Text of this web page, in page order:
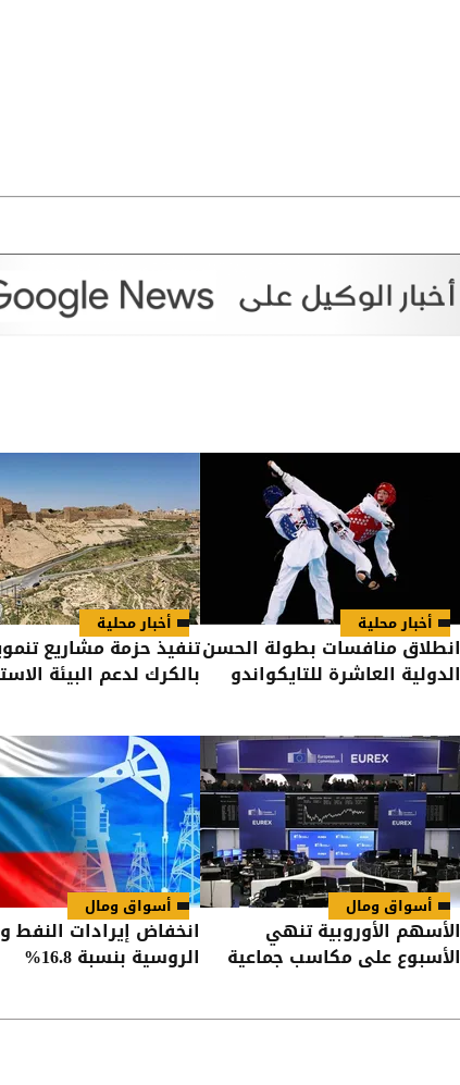
أخبار محلية
انطلاق منافسات بطولة الحسن
الدولية العاشرة للتايكواندو
أخبار محلية
تنفيذ حزمة مشاريع
بالكرك لدعم البيئة
أسواق ومال
الأسهم الأوروبية تنهي
الأسبوع على مكاسب جماعية
أسواق ومال
انخفاض إيرادات النفط
الروسية بنسبة 16.8%